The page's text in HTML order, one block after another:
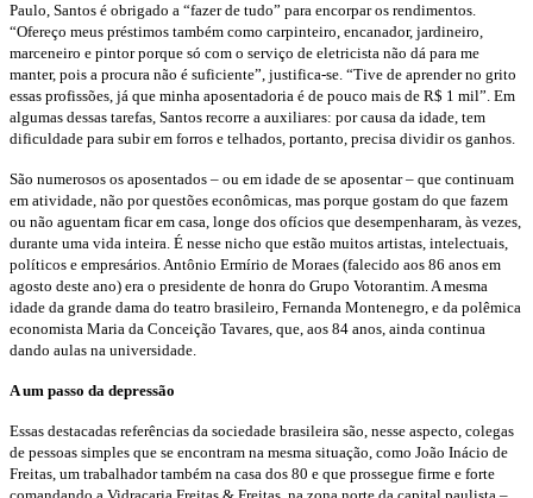
Paulo, Santos é obrigado a “fazer de tudo” para encorpar os rendimentos.
“Ofereço meus préstimos também como carpinteiro, encanador, jardineiro,
marceneiro e pintor porque só com o serviço de eletricista não dá para me
manter, pois a procura não é suficiente”, justifica-se. “Tive de aprender no grito
essas profissões, já que minha aposentadoria é de pouco mais de R$ 1 mil”. Em
algumas dessas tarefas, Santos recorre a auxiliares: por causa da idade, tem
dificuldade para subir em forros e telhados, portanto, precisa dividir os ganhos.
São numerosos os aposentados – ou em idade de se aposentar – que continuam
em atividade, não por questões econômicas, mas porque gostam do que fazem
ou não aguentam ficar em casa, longe dos ofícios que desempenharam, às vezes,
durante uma vida inteira. É nesse nicho que estão muitos artistas, intelectuais,
políticos e empresários. Antônio Ermírio de Moraes (falecido aos 86 anos em
agosto deste ano) era o presidente de honra do Grupo Votorantim. A mesma
idade da grande dama do teatro brasileiro, Fernanda Montenegro, e da polêmica
economista Maria da Conceição Tavares, que, aos 84 anos, ainda continua
dando aulas na universidade.
A um passo da depressão
Essas destacadas referências da sociedade brasileira são, nesse aspecto, colegas
de pessoas simples que se encontram na mesma situação, como João Inácio de
Freitas, um trabalhador também na casa dos 80 e que prossegue firme e forte